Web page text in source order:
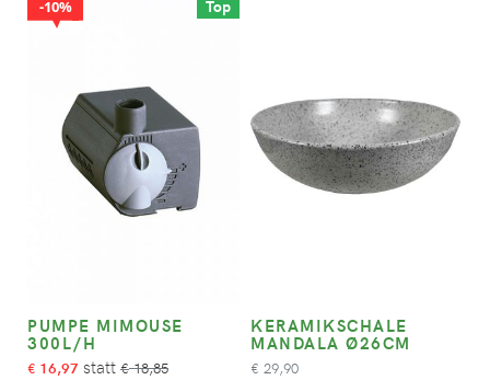
Top
10%
PUMPE MIMOUSE
300L/H
€ 16,97 €18,85
KERAMIKSCHALE
MANDALA Ø26CM
€ 29,90